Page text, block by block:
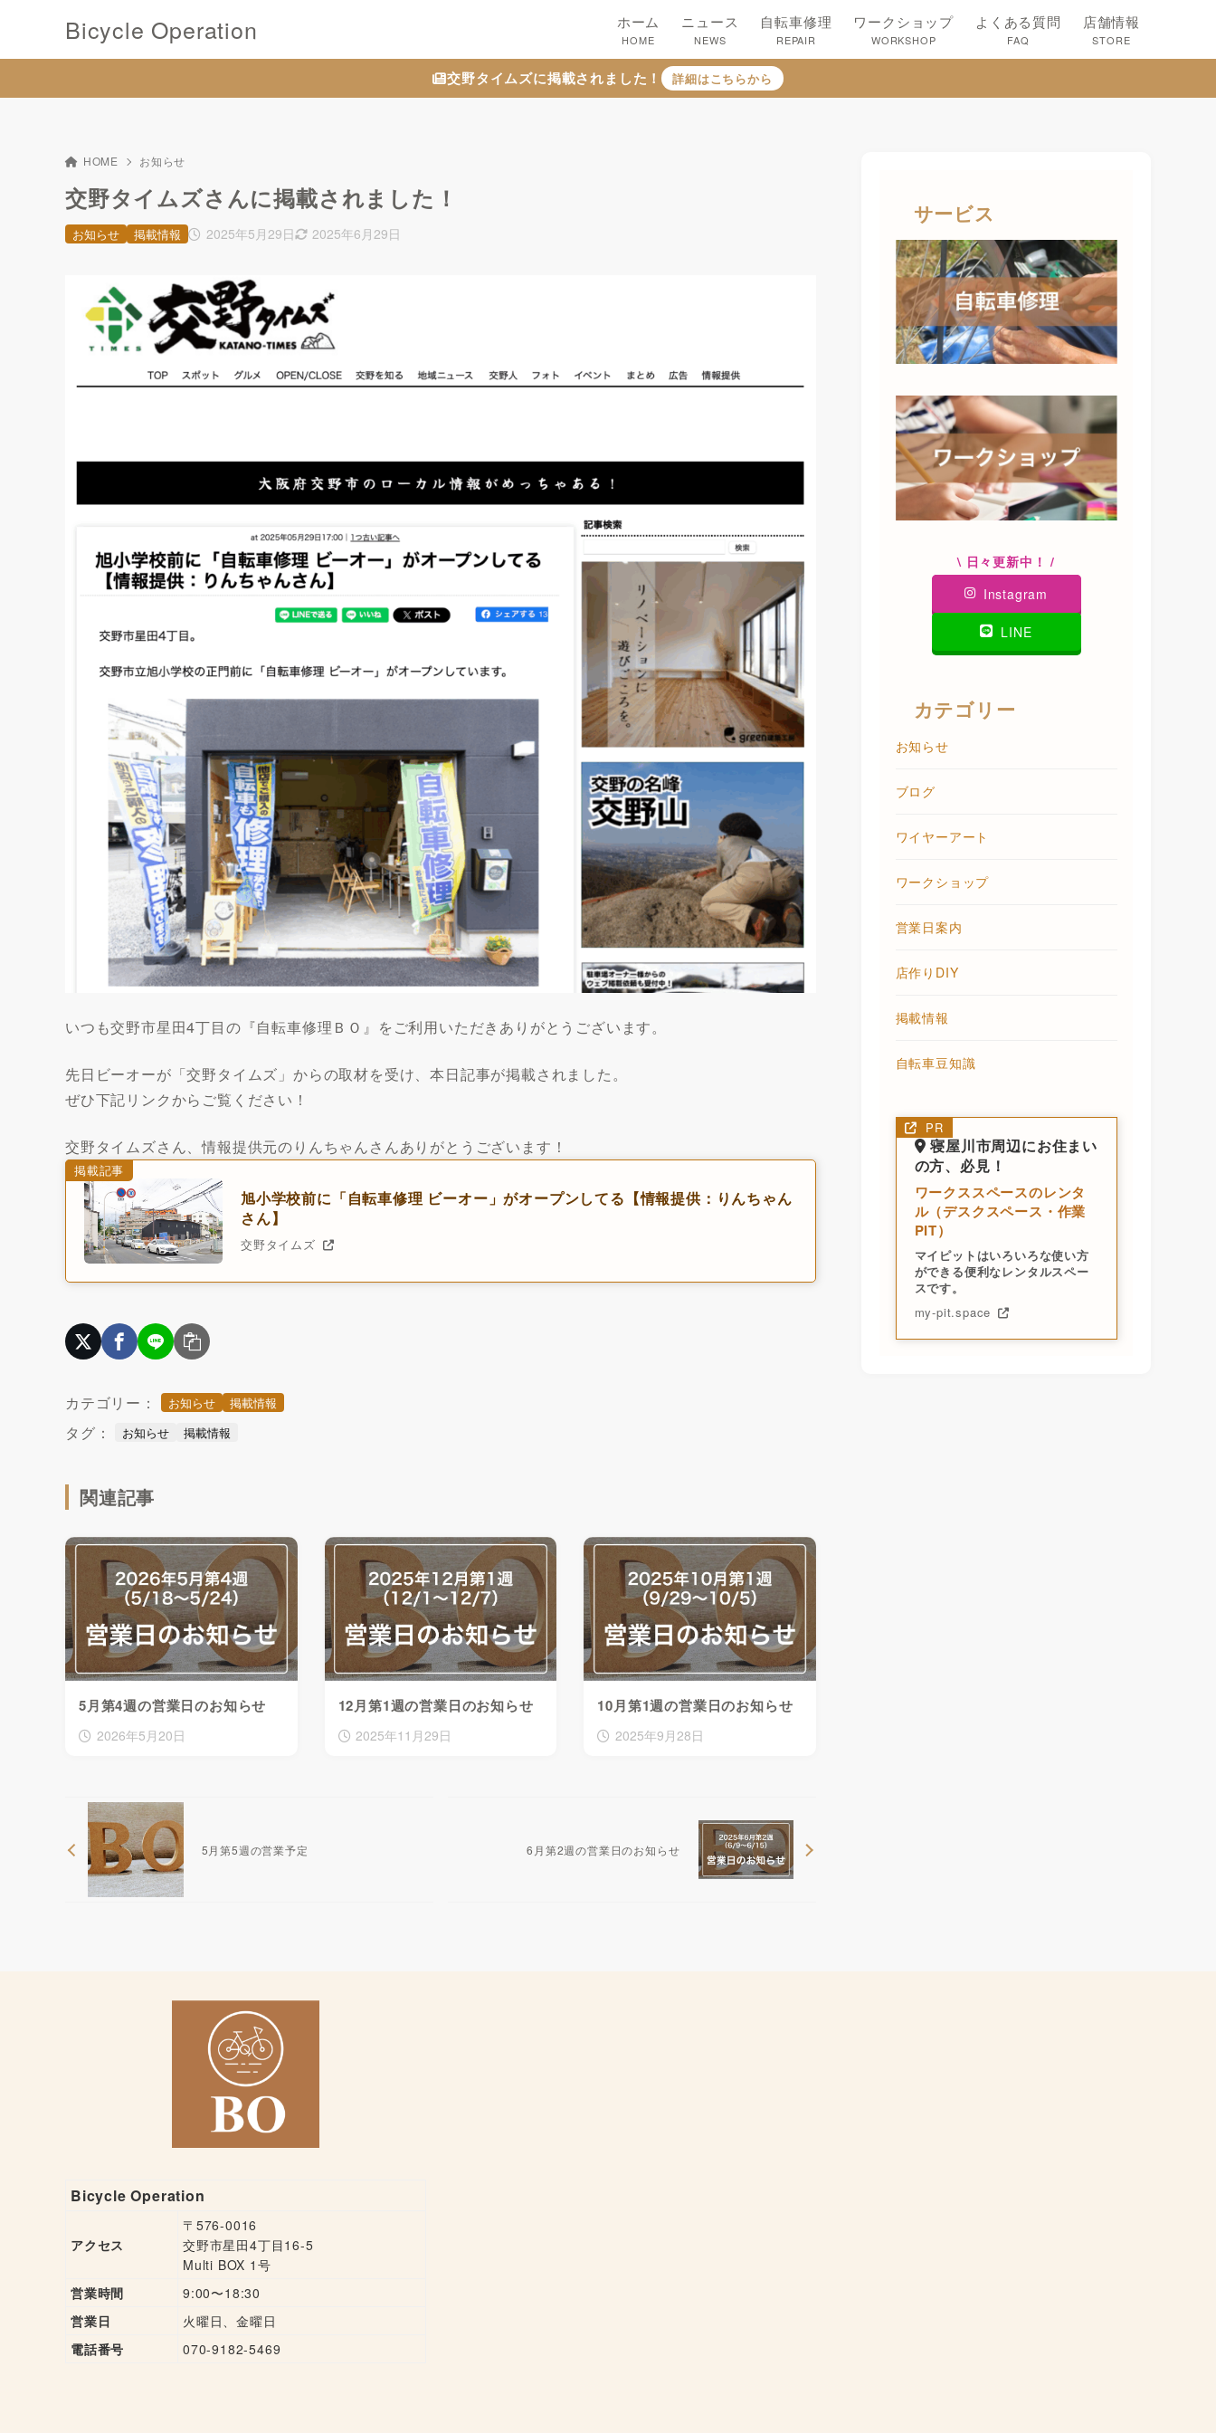
Bicycle Operation ホーム
HOME
ニュース
NEWS
自転車修理
REPAIR
ワークショップ
WORKSHOP
よくある質問
FAQ
店舗情報
STORE
交野タイムズに掲載されました！ 詳細はこちらから
HOME お知らせ
交野タイムズさんに掲載されました！
2025年5月29日 2025年6月29日
お知らせ 掲載情報
いつも交野市星田4丁目の『自転車修理ＢＯ』をご利用いただきありがとうございます。
先日ビーオーが「交野タイムズ」からの取材を受け、本日記事が掲載されました。
ぜひ下記リンクからご覧ください！
交野タイムズさん、情報提供元のりんちゃんさんありがとうございます！
掲載記事
旭小学校前に「自転車修理 ビーオー」がオープンしてる【情報提供：りんちゃん
さん】
交野タイムズ
カテゴリー： お知らせ 掲載情報
タグ： お知らせ 掲載情報
関連記事
5月第4週の営業日のお知らせ
2026年5月20日
12月第1週の営業日のお知らせ
2025年11月29日
10月第1週の営業日のお知らせ
2025年9月28日
5月第5週の営業予定 6月第2週の営業日のお知らせ
サービス
\ 日々更新中！ /
Instagram
LINE
カテゴリー
お知らせ
ブログ
ワイヤーアート
ワークショップ
営業日案内
店作りDIY
掲載情報
自転車豆知識
PR
寝屋川市周辺にお住まい
の方、必見！
ワークススペースのレンタ
ル（デスクスペース・作業
PIT）
マイピットはいろいろな使い方
ができる便利なレンタルスペー
スです。
my-pit.space
Bicycle Operation
アクセス
〒576-0016
交野市星田4丁目16-5
Multi BOX 1号
営業時間
9:00〜18:30
営業日
火曜日、金曜日
電話番号
070-9182-5469